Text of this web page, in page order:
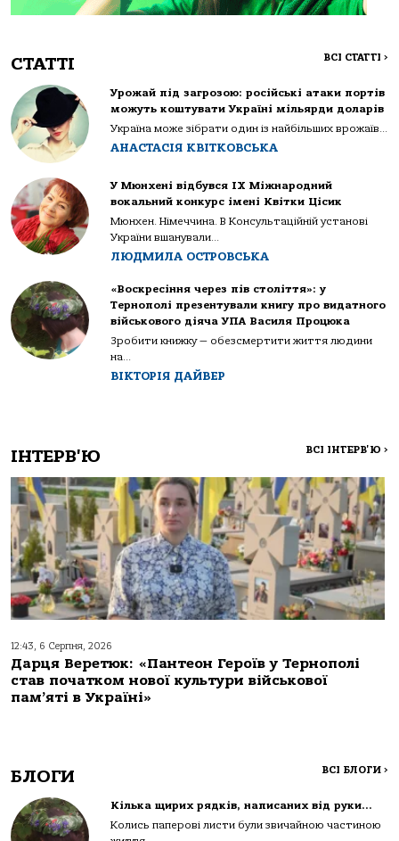
СТАТТІ ВСІ СТАТТІ >
Урожай під загрозою: російські атаки портів
можуть коштувати Україні мільярди доларів
Україна може зібрати один із найбільших врожаїв...
АНАСТАСІЯ КВІТКОВСЬКА
У Мюнхені відбувся IX Міжнародний
вокальний конкурс імені Квітки Цісик
Мюнхен. Німеччина. В Консультаційній установі
України вшанували...
ЛЮДМИЛА ОСТРОВСЬКА
«Воскресіння через пів століття»: у
Тернополі презентували книгу про видатного
військового діяча УПА Василя Процюка
Зробити книжку — обезсмертити життя людини
на...
ВІКТОРІЯ ДАЙВЕР
ІНТЕРВ'Ю ВСІ ІНТЕРВ'Ю >
12:43, 6 Серпня, 2026
Дарця Веретюк: «Пантеон Героїв у Тернополі
став початком нової культури військової
пам’яті в Україні»
БЛОГИ ВСІ БЛОГИ >
Кілька щирих рядків, написаних від руки…
Колись паперові листи були звичайною частиною